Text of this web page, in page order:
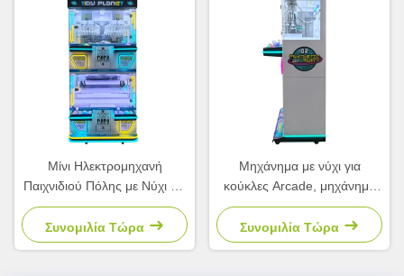
Μίνι Ηλεκτρομηχανή
Παιχνιδιού Πόλης με Νύχι για
Μωρά Τεσσάρων Ατόμων
Συνομιλία Τώρα
Μηχάνημα με νύχι για
κούκλες Arcade, μηχάνημα
αρπαγής, μηχάνημα
πώλησης παιχνιδιών, δώρο,
παιχνίδι
Συνομιλία Τώρα